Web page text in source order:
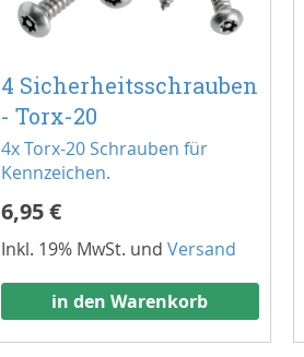
4 Sicherheitsschrauben
- Torx-20
4x Torx-20 Schrauben für
Kennzeichen.
6,95 €
Inkl. 19% MwSt. und Versand
in den Warenkorb